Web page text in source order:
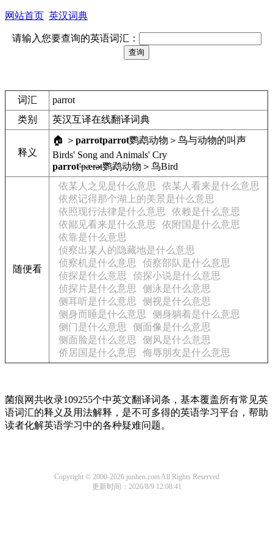
网站首页 英汉词典
请输入您要查询的英语词汇：
词汇
parrot
类别
英汉互译在线翻译词典
释义
🏠 ＞ parrotparrot鹦鹉动物＞鸟与动物的叫声
Birds' Song and Animals' Cry
parrot'pærət鹦鹉动物＞鸟Bird
随便看
依某人之见是什么意思
依某人看来是什么意思
依然记得那个湖上的美景是什么意思
依照现行法律是什么意思
依赖是什么意思
依鄙见看来是什么意思
依附国是什么意思
依靠是什么意思
侦察出某人的隐藏地是什么意思
侦察机是什么意思
侦察部队是什么意思
侦探是什么意思
侦探小说是什么意思
侦探片是什么意思
侧泳是什么意思
侧耳听是什么意思
侧视是什么意思
侧身而睡是什么意思
侧身躺着是什么意思
侧门是什么意思
侧面像是什么意思
侧面脸是什么意思
侧风是什么意思
侨居国是什么意思
侮辱朋友是什么意思
菌痕网共收录109255个中英文翻译词条，基本覆盖所有常见英
语词汇的释义及用法解释，是不可多得的英语学习平台，帮助
读者化解英语学习中的各种疑难问题。
Copyright © 2000-2026 junhen.com All Rights Reserved
更新时间：2026/8/9 12:08:41